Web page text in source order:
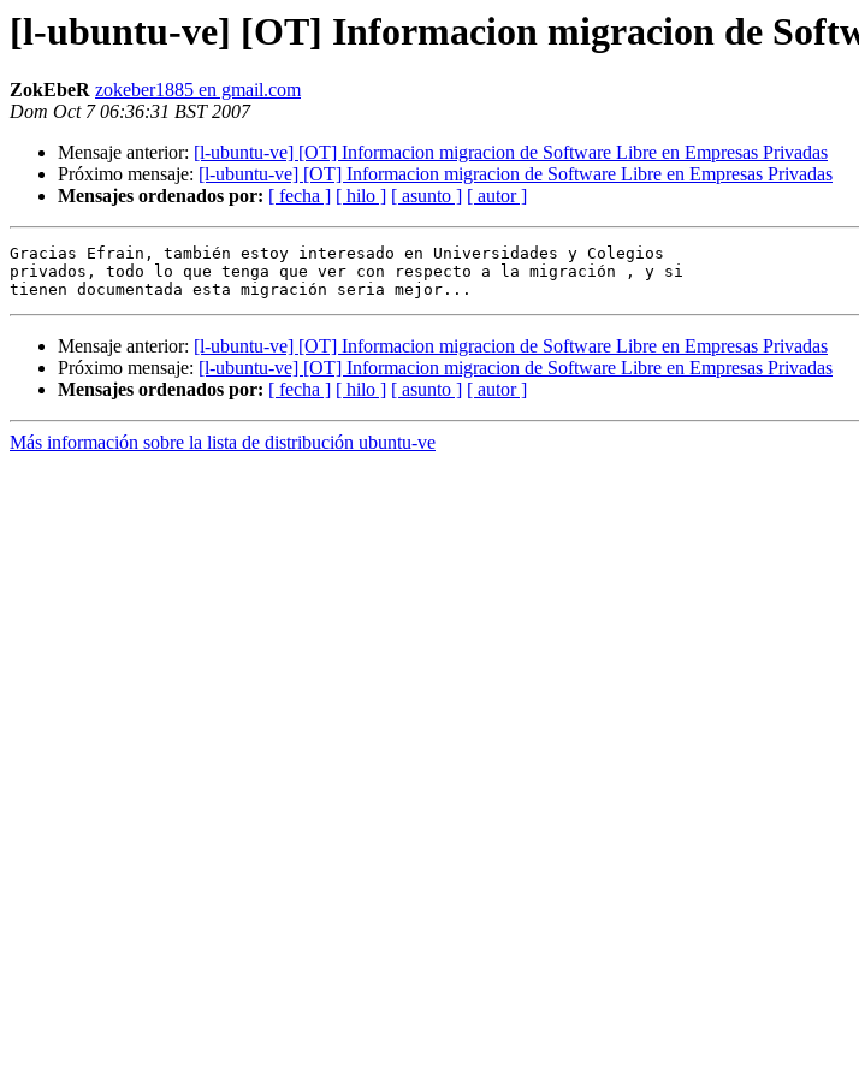
[l-ubuntu-ve] [OT] Informacion migracion de
ZokEbeR zokeber1885 en gmail.com
Dom Oct 7 06:36:31 BST 2007
Mensaje anterior: [l-ubuntu-ve] [OT] Informacion migracion de Software Libre en Empresas Privadas
Próximo mensaje: [l-ubuntu-ve] [OT] Informacion migracion de Software Libre en Empresas Privadas
Mensajes ordenados por: [ fecha ] [ hilo ] [ asunto ] [ autor ]
Gracias Efrain, también estoy interesado en Universidades y Colegios
privados, todo lo que tenga que ver con respecto a la migración , y si
Mensaje anterior: [l-ubuntu-ve] [OT] Informacion migracion de Software Libre en Empresas Privadas
Próximo mensaje: [l-ubuntu-ve] [OT] Informacion migracion de Software Libre en Empresas Privadas
Mensajes ordenados por: [ fecha ] [ hilo ] [ asunto ] [ autor ]
Más información sobre la lista de distribución ubuntu-ve